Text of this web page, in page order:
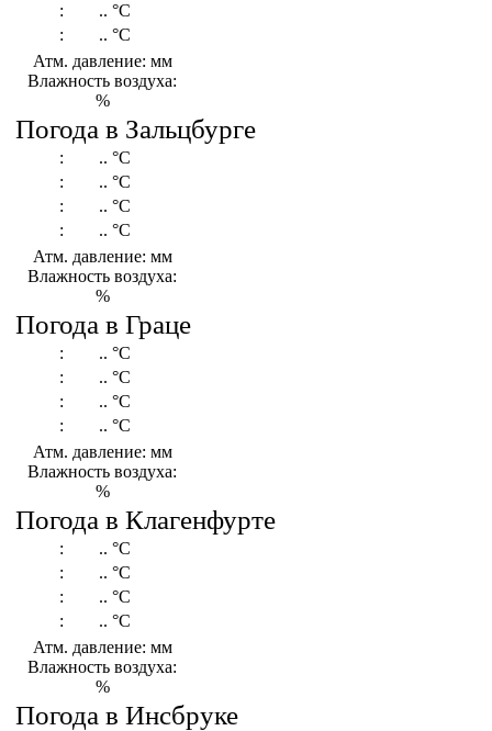
:
.. °C
:
.. °C
Атм. давление: мм
Влажность воздуха:
%
Погода в Зальцбурге
: .. °C
:
.. °C
:
.. °C
:
.. °C
Атм. давление: мм
Влажность воздуха:
%
Погода в Граце
: .. °C
:
.. °C
:
.. °C
:
.. °C
Атм. давление: мм
Влажность воздуха:
%
Погода в Клагенфурте
: .. °C
:
.. °C
:
.. °C
:
.. °C
Атм. давление: мм
Влажность воздуха:
%
Погода в Инсбруке